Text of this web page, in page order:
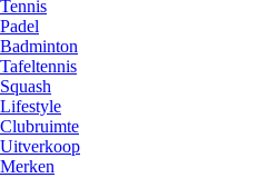
Tennis
Padel
Badminton
Tafeltennis
Squash
Lifestyle
Clubruimte
Uitverkoop
Merken